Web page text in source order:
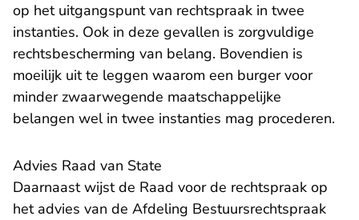
op het uitgangspunt van rechtspraak in twee
instanties. Ook in deze gevallen is zorgvuldige
rechtsbescherming van belang. Bovendien is
moeilijk uit te leggen waarom een burger voor
minder zwaarwegende maatschappelijke
belangen wel in twee instanties mag procederen.
Advies Raad van State
Daarnaast wijst de Raad voor de rechtspraak op
het advies - U verlaat Rechtspraak.nl
van de Afdeling Bestuursrechtspraak